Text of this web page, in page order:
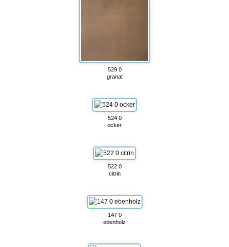
529 0
granat
524 0
ocker
522 0
citrin
147 0
ebenholz